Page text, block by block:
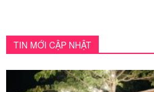
TIN MỚI CẬP NHẬT